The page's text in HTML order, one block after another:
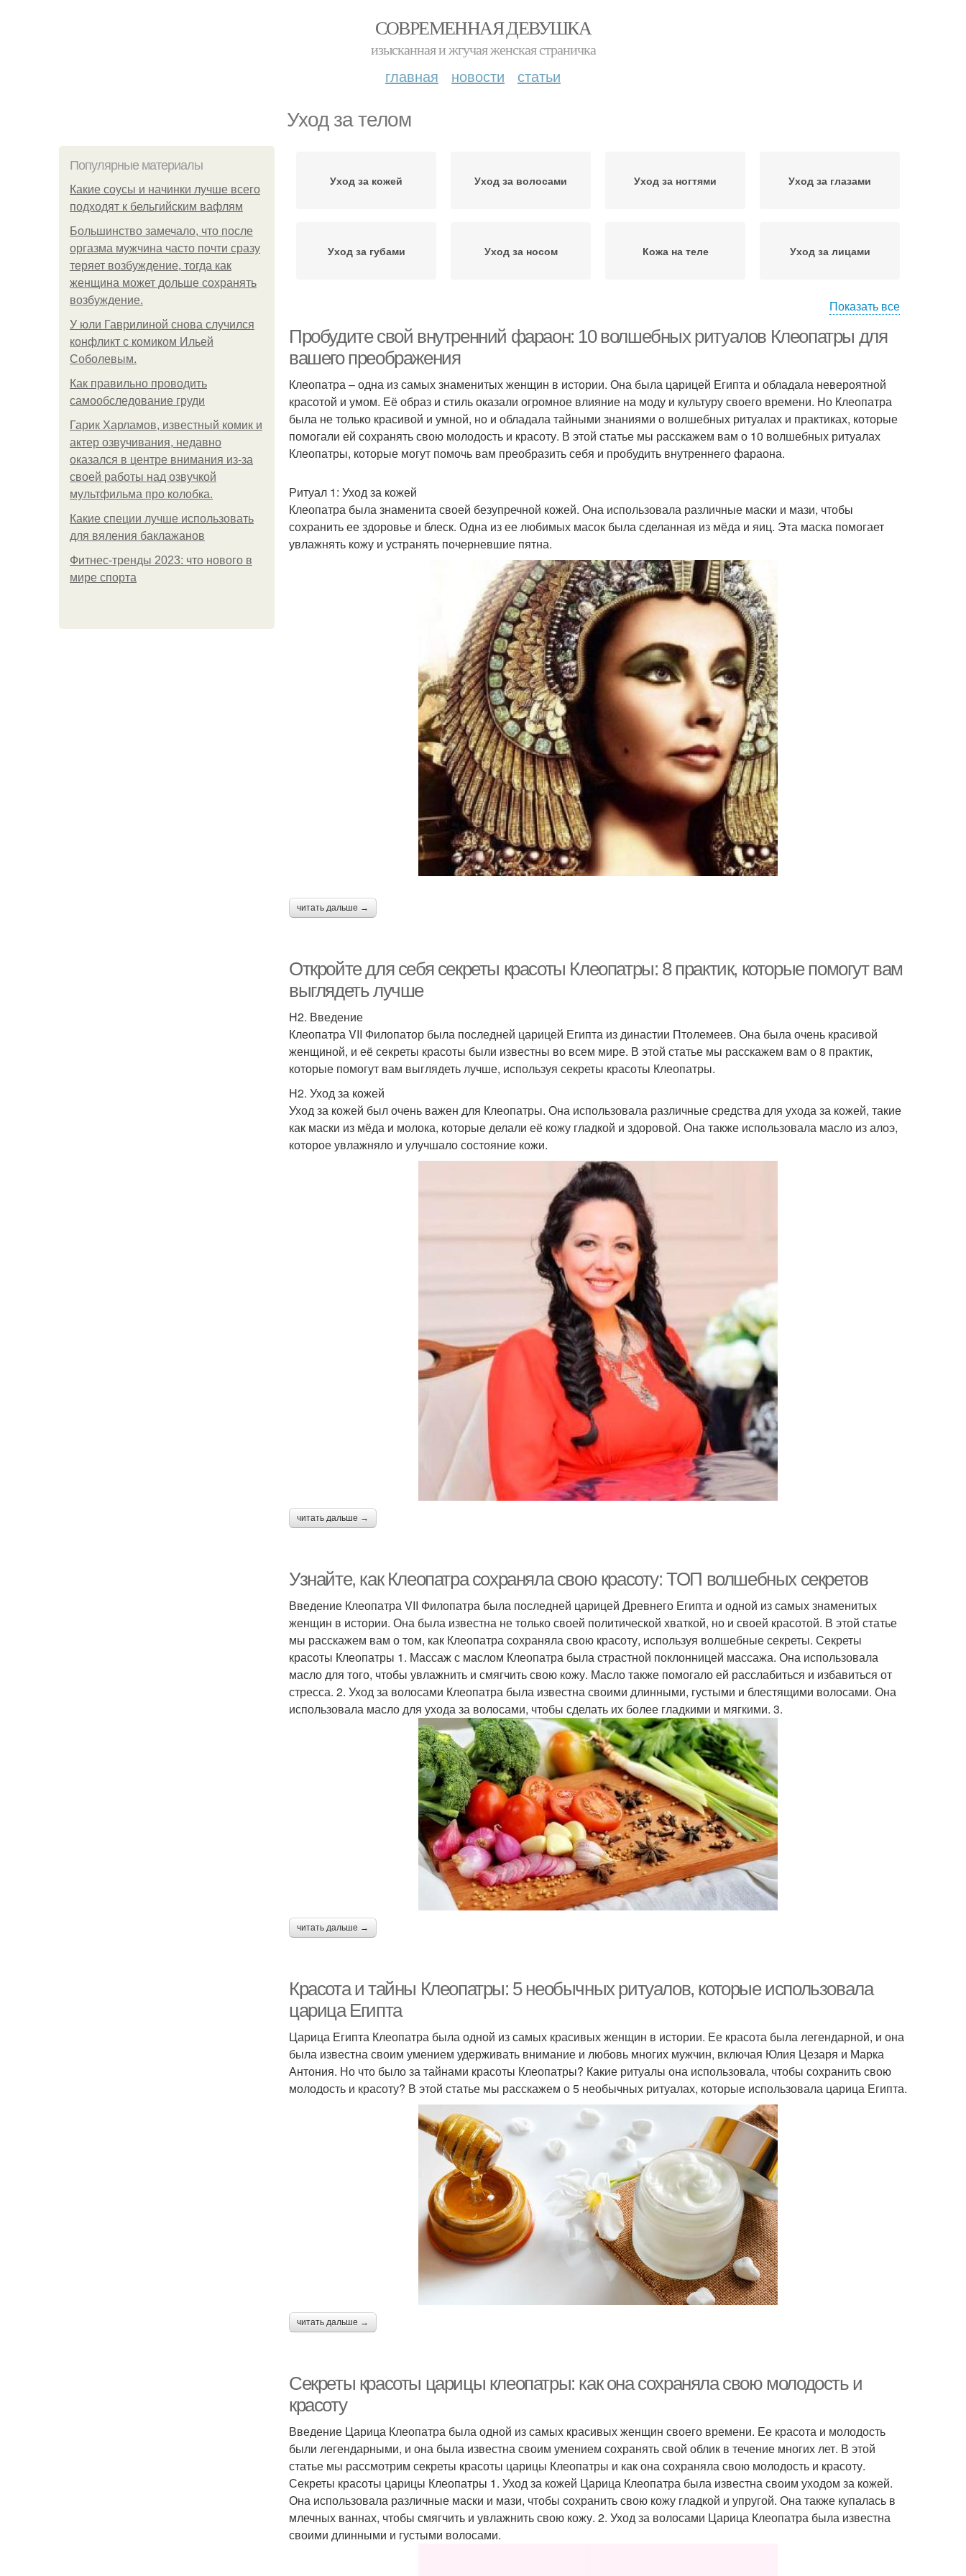
СОВРЕМЕННАЯ ДЕВУШКА
изысканная и жгучая женская страничка
главная новости статьи
Уход за телом
Популярные материалы
Какие соусы и начинки лучше всего
подходят к бельгийским вафлям
Большинство замечало, что после
оргазма мужчина часто почти сразу
теряет возбуждение, тогда как
женщина может дольше сохранять
возбуждение.
У юли Гаврилиной снова случился
конфликт с комиком Ильей
Соболевым.
Как правильно проводить
самообследование груди
Гарик Харламов, известный комик и
актер озвучивания, недавно
оказался в центре внимания из-за
своей работы над озвучкой
мультфильма про колобка.
Какие специи лучше использовать
для вяления баклажанов
Фитнес-тренды 2023: что нового в
мире спорта
Уход за кожей Уход за волосами Уход за ногтями Уход за глазами
Уход за губами Уход за носом Кожа на теле Уход за лицами
Уход за ушами Уход за когтями
Уход за психическим
здоровьем
Уход за лицом
Ночной уход Правильный уход
Уход за нормальной
Показать все
Пробудите свой внутренний фараон: 10 волшебных ритуалов Клеопатры для
вашего преображения
Клеопатра – одна из самых знаменитых женщин в истории. Она была царицей Египта и обладала невероятной
красотой и умом. Её образ и стиль оказали огромное влияние на моду и культуру своего времени. Но Клеопатра
была не только красивой и умной, но и обладала тайными знаниями о волшебных ритуалах и практиках, которые
помогали ей сохранять свою молодость и красоту. В этой статье мы расскажем вам о 10 волшебных ритуалах
Клеопатры, которые могут помочь вам преобразить себя и пробудить внутреннего фараона.
Ритуал 1: Уход за кожей
Клеопатра была знаменита своей безупречной кожей. Она использовала различные маски и мази, чтобы
сохранить ее здоровье и блеск. Одна из ее любимых масок была сделанная из мёда и яиц. Эта маска помогает
увлажнять кожу и устранять почерневшие пятна.
читать дальше →
Откройте для себя секреты красоты Клеопатры: 8 практик, которые помогут вам
выглядеть лучше
H2. Введение
Клеопатра VII Филопатор была последней царицей Египта из династии Птолемеев. Она была очень красивой
женщиной, и её секреты красоты были известны во всем мире. В этой статье мы расскажем вам о 8 практик,
которые помогут вам выглядеть лучше, используя секреты красоты Клеопатры.
H2. Уход за кожей
Уход за кожей был очень важен для Клеопатры. Она использовала различные средства для ухода за кожей, такие
как маски из мёда и молока, которые делали её кожу гладкой и здоровой. Она также использовала масло из алоэ,
которое увлажняло и улучшало состояние кожи.
читать дальше →
Узнайте, как Клеопатра сохраняла свою красоту: ТОП волшебных секретов
Введение Клеопатра VII Филопатра была последней царицей Древнего Египта и одной из самых знаменитых
женщин в истории. Она была известна не только своей политической хваткой, но и своей красотой. В этой статье
мы расскажем вам о том, как Клеопатра сохраняла свою красоту, используя волшебные секреты. Секреты
красоты Клеопатры 1. Массаж с маслом Клеопатра была страстной поклонницей массажа. Она использовала
масло для того, чтобы увлажнить и смягчить свою кожу. Масло также помогало ей расслабиться и избавиться от
стресса. 2. Уход за волосами Клеопатра была известна своими длинными, густыми и блестящими волосами. Она
использовала масло для ухода за волосами, чтобы сделать их более гладкими и мягкими. 3.
читать дальше →
Красота и тайны Клеопатры: 5 необычных ритуалов, которые использовала
царица Египта
Царица Египта Клеопатра была одной из самых красивых женщин в истории. Ее красота была легендарной, и она
была известна своим умением удерживать внимание и любовь многих мужчин, включая Юлия Цезаря и Марка
Антония. Но что было за тайнами красоты Клеопатры? Какие ритуалы она использовала, чтобы сохранить свою
молодость и красоту? В этой статье мы расскажем о 5 необычных ритуалах, которые использовала царица Египта.
читать дальше →
Секреты красоты царицы клеопатры: как она сохраняла свою молодость и
красоту
Введение Царица Клеопатра была одной из самых красивых женщин своего времени. Ее красота и молодость
были легендарными, и она была известна своим умением сохранять свой облик в течение многих лет. В этой
статье мы рассмотрим секреты красоты царицы Клеопатры и как она сохраняла свою молодость и красоту.
Секреты красоты царицы Клеопатры 1. Уход за кожей Царица Клеопатра была известна своим уходом за кожей.
Она использовала различные маски и мази, чтобы сохранить свою кожу гладкой и упругой. Она также купалась в
млечных ваннах, чтобы смягчить и увлажнить свою кожу. 2. Уход за волосами Царица Клеопатра была известна
своими длинными и густыми волосами.